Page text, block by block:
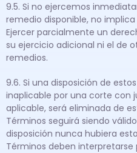
9.5. Si no ejercemos
remedio disponible, no
Ejercer parcialmente un
su ejercicio adicional ni el de
remedios.
9.6. Si una disposición de
inaplicable por una corte con
aplicable, será eliminada de
Términos seguirá siendo
disposición nunca hubiera
Términos deben interpretarse